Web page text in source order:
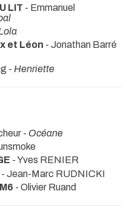
LIT - Emmanuel
et Léon - Jonathan Barré
- Henriette
- Océane
- Yves RENIER
- Jean-Marc RUDNICKI
- Olivier Ruand